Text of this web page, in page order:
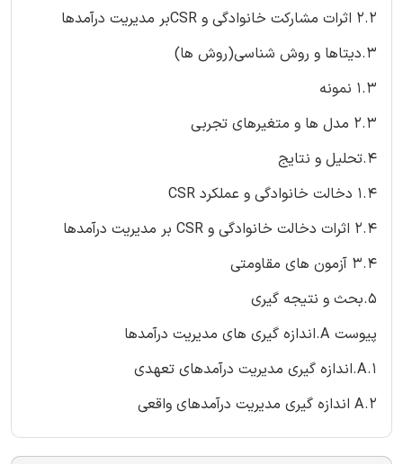
2.2 اثرات مشارکت خانوادگی و CSRبر مدیریت درآمدها
3.دیتاها و روش شناسی(روش ها)
1.3 نمونه
2.3 مدل ها و متغیرهای تجربی
4.تحلیل و نتایج
1.4 دخالت خانوادگی و عملکرد CSR
2.4 اثرات دخالت خانوادگی و CSR بر مدیریت درآمدها
3.4 آزمون های مقاومتی
5.بحث و نتیجه گیری
پیوست A.اندازه گیری های مدیریت درآمدها
1.A.اندازه گیری مدیریت درآمدهای تعهدی
2.A اندازه گیری مدیریت درآمدهای واقعی